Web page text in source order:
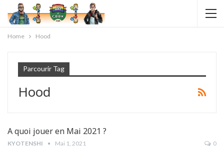
Home Hood
Parcourir Tag
Hood
A quoi jouer en Mai 2021 ?
KYOTENSHI Mai 1, 2021 0